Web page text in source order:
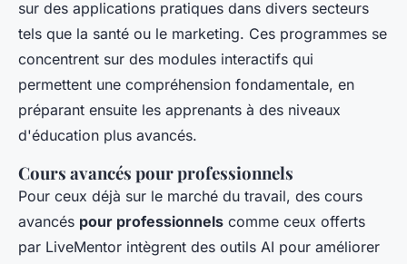
sur des applications pratiques dans divers secteurs
tels que la santé ou le marketing. Ces programmes se
concentrent sur des modules interactifs qui
permettent une compréhension fondamentale, en
préparant ensuite les apprenants à des niveaux
d'éducation plus avancés.
Cours avancés pour professionnels
Pour ceux déjà sur le marché du travail, des cours
avancés pour professionnels comme ceux offerts
par LiveMentor intègrent des outils AI pour améliorer